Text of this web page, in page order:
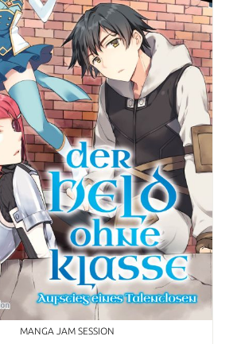
MANGA JAM SESSION